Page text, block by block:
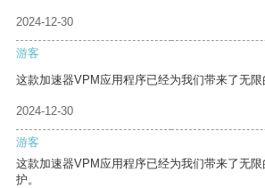
2024-12-30
游客
这款加速器VPM应用程序已经为我们带来了无限
2024-12-30
游客
这款加速器VPM应用程序已经为我们带来了无
护。